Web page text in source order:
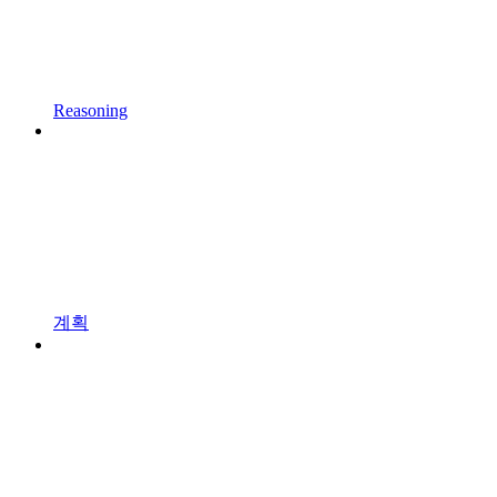
Reasoning
계획